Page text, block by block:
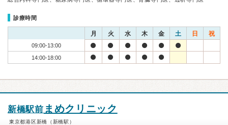
診療時間
月 火 水 木 金 土 日 祝
09:00-13:00
14:00-18:00
新橋駅前 まめクリニック
東京都港区新橋（新橋駅）